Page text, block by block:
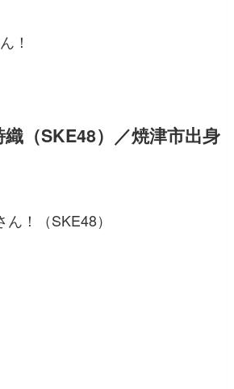
！
（SKE48）／焼津市出身
！（SKE48）